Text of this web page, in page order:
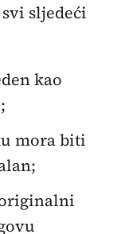
sljedeći
kao
;
mora biti